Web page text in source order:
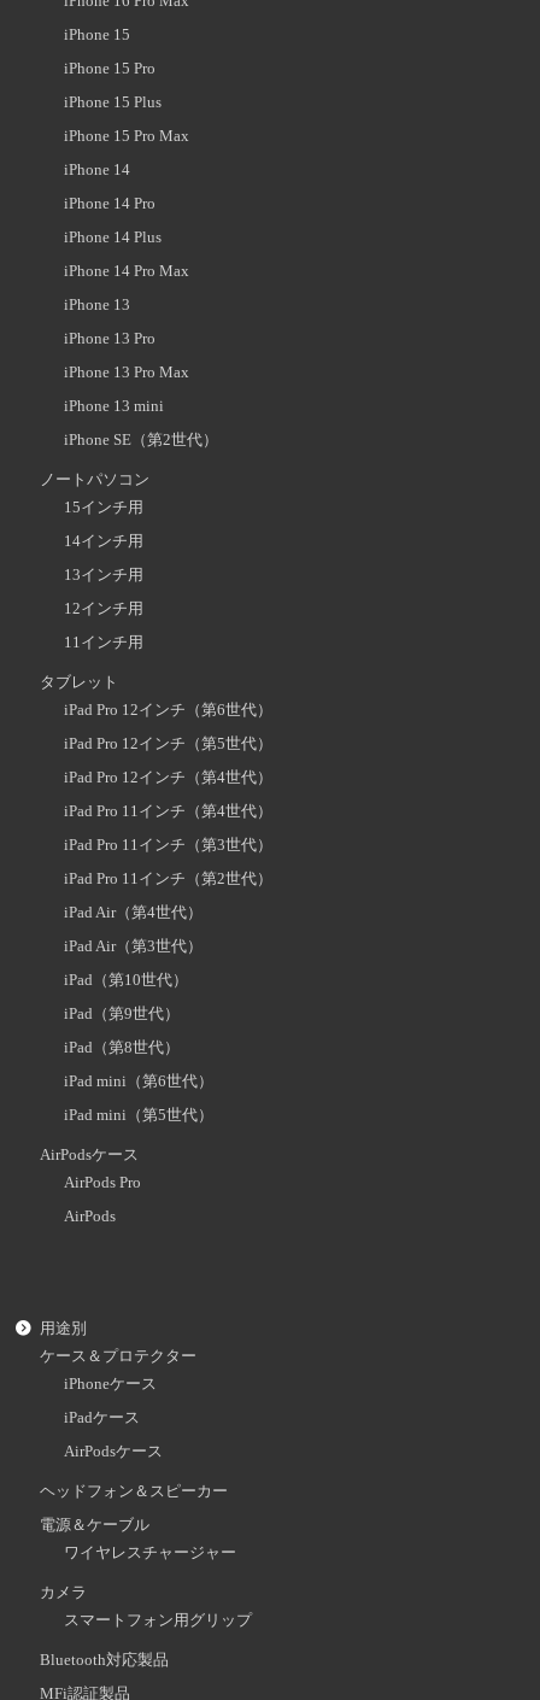
iPhone 15
iPhone 15 Pro
iPhone 15 Plus
iPhone 15 Pro Max
iPhone 14
iPhone 14 Pro
iPhone 14 Plus
iPhone 14 Pro Max
iPhone 13
iPhone 13 Pro
iPhone 13 Pro Max
iPhone 13 mini
iPhone SE（第2世代）
ノートパソコン
15インチ用
14インチ用
13インチ用
12インチ用
11インチ用
タブレット
iPad Pro 12インチ（第6世代）
iPad Pro 12インチ（第5世代）
iPad Pro 12インチ（第4世代）
iPad Pro 11インチ（第4世代）
iPad Pro 11インチ（第3世代）
iPad Pro 11インチ（第2世代）
iPad Air（第4世代）
iPad Air（第3世代）
iPad（第10世代）
iPad（第9世代）
iPad（第8世代）
iPad mini（第6世代）
iPad mini（第5世代）
AirPodsケース
AirPods Pro
AirPods
用途別
ケース＆プロテクター
iPhoneケース
iPadケース
AirPodsケース
ヘッドフォン＆スピーカー
電源＆ケーブル
ワイヤレスチャージャー
カメラ
スマートフォン用グリップ
Bluetooth対応製品
MFi認証製品